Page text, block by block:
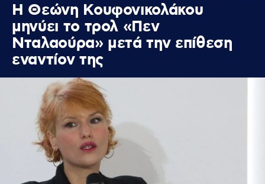
Η Θεώνη Κουφονικολάκου
μηνύει το τρολ «Πεν
Νταλαούρα» μετά την επίθεση
εναντίον της